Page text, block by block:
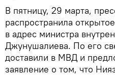
В пятницу, 29 марта,
распространила
в адрес министра
Джунушалиева. По его
доставили в МВД и
заявление о том, что